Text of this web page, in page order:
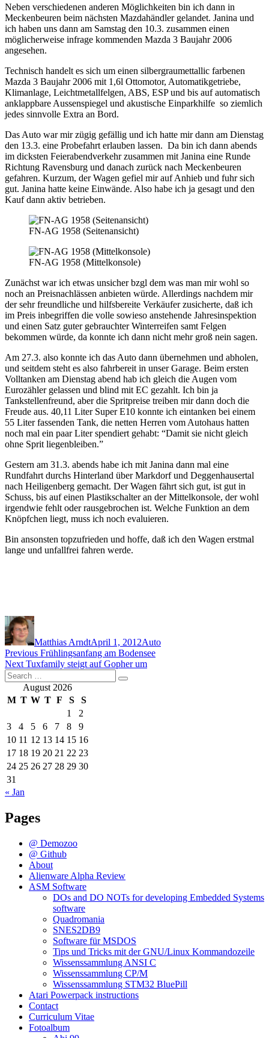
Neben verschiedenen anderen Möglichkeiten bin ich dann in
Meckenbeuren beim nächsten Mazdahändler gelandet. Janina und
ich haben uns dann am Samstag den 10.3. zusammen einen
möglicherweise infrage kommenden Mazda 3 Baujahr 2006
angesehen.
Technisch handelt es sich um einen silbergraumettallic farbenen
Mazda 3 Baujahr 2006 mit 1,6l Ottomotor, Automatikgetriebe,
Klimanlage, Leichtmetallfelgen, ABS, ESP und bis auf automatisch
anklappbare Aussenspiegel und akustische Einparkhilfe so ziemlich
jedes sinnvolle Extra an Bord.
Das Auto war mir zügig gefällig und ich hatte mir dann am Dienstag
den 13.3. eine Probefahrt erlauben lassen. Da bin ich dann abends
im dicksten Feierabendverkehr zusammen mit Janina eine Runde
Richtung Ravensburg und danach zurück nach Meckenbeuren
gefahren. Kurzum, der Wagen gefiel mir auf Anhieb und fuhr sich
gut. Janina hatte keine Einwände. Also habe ich ja gesagt und den
Kauf dann aktiv betrieben.
FN-AG 1958 (Seitenansicht)
FN-AG 1958 (Mittelkonsole)
Zunächst war ich etwas unsicher bzgl dem was man mir wohl so
noch an Preisnachlässen anbieten würde. Allerdings nachdem mir
der sehr freundliche und hilfsbereite Verkäufer zusicherte, daß ich
im Preis inbegriffen die volle sowieso anstehende Jahresinspektion
und einen Satz guter gebrauchter Winterreifen samt Felgen
bekommen würde, da konnte ich dann nicht mehr groß nein sagen.
Am 27.3. also konnte ich das Auto dann übernehmen und abholen,
und seitdem steht es also fahrbereit in unser Garage. Beim ersten
Volltanken am Dienstag abend hab ich gleich die Augen vom
Eurozähler gelassen und blind mit EC gezahlt. Ich bin ja
Tankstellenfreund, aber die Spritpreise treiben mir dann doch die
Freude aus. 40,11 Liter Super E10 konnte ich eintanken bei einem
55 Liter fassenden Tank, die netten Herren vom Autohaus hatten
noch mal ein paar Liter spendiert gehabt: “Damit sie nicht gleich
ohne Sprit liegenbleiben.”
Gestern am 31.3. abends habe ich mit Janina dann mal eine
Rundfahrt durchs Hinterland über Markdorf und Deggenhausertal
nach Heiligenberg gemacht. Der Wagen fährt sich gut, ist gut in
Schuss, bis auf einen Plastikschalter an der Mittelkonsole, der wohl
irgendwie fehlt oder rausgebrochen ist. Welche Funktion an dem
Knöpfchen liegt, muss ich noch evaluieren.
Bin ansonsten topzufrieden und hoffe, daß ich den Wagen erstmal
lange und unfallfrei fahren werde.
Author
Matthias ArndtApril 1, 2012Auto
Post
navigation
Previous Previous
post:
Frühlingsanfang am Bodensee
Next Next
post:
Tuxfamily steigt auf Gopher um
Search
for:
Search
August 2026
M T W T F S
S
1
2
3
4 5 6 7 8
9
10 11 12 13 14 15 16
17 18 19 20 21 22 23
24 25 26 27 28 29 30
31
« Jan
Pages
@ Demozoo
@ Github
About
Alienware Alpha Review
ASM Software
DOs and DO NOTs for developing Embedded Systems
software
Quadromania
SNES2DB9
Software für MSDOS
Tips und Tricks mit der GNU/Linux Kommandozeile
Wissenssammlung ANSI C
Wissenssammlung CP/M
Wissenssammlung STM32 BluePill
Atari Powerpack instructions
Contact
Curriculum Vitae
Fotoalbum